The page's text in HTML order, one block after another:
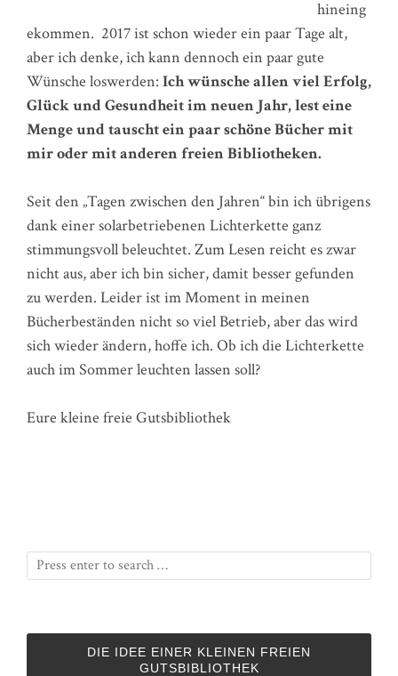
hineing
ekommen. 2017 ist schon wieder ein paar Tage alt,
aber ich denke, ich kann dennoch ein paar gute
Wünsche loswerden: Ich wünsche allen viel Erfolg,
Glück und Gesundheit im neuen Jahr, lest eine
Menge und tauscht ein paar schöne Bücher mit
mir oder mit anderen freien Bibliotheken.
Seit den „Tagen zwischen den Jahren“ bin ich übrigens
dank einer solarbetriebenen Lichterkette ganz
stimmungsvoll beleuchtet. Zum Lesen reicht es zwar
nicht aus, aber ich bin sicher, damit besser gefunden
zu werden. Leider ist im Moment in meinen
Bücherbeständen nicht so viel Betrieb, aber das wird
sich wieder ändern, hoffe ich. Ob ich die Lichterkette
auch im Sommer leuchten lassen soll?
Eure kleine freie Gutsbibliothek
DIE IDEE EINER KLEINEN FREIEN
GUTSBIBLIOTHEK